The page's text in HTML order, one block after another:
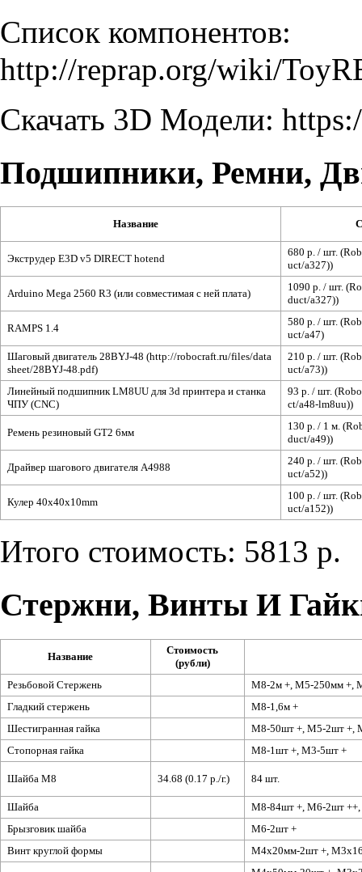
Список компонентов:
http://reprap.org/wiki/
Скачать 3D Модели:
Подшипники, Ремни,
Название
Экструдер E3D v5 DIRECT hotend
680 р. / шт. (
)
Arduino Mega 2560 R3 (или совместимая с ней плата)
1090 р. / шт. (
)
RAMPS 1.4
580 р. / шт. (
Шаговый двигатель 28BYJ-48 210 р. / шт. (
)
Линейный подшипник LM8UU для 3d принтера и станка
ЧПУ (CNC)
93 р. / шт. (
)
Ремень резиновый GT2 6мм
130 р. / 1 м. (
)
Драйвер шагового двигателя A4988
240 р. / шт. (
)
Кулер 40x40x10mm
100 р. / шт. (
)
Итого стоимость: 5813 р.
Стержни, Винты И
Название
Стоимость
(рубли)
Резьбовой Стержень
М8-2м +, М5-250мм +,
Гладкий стержень
М8-1,6м +
Шестигранная гайка
М8-50шт +, М5-2шт +,
Стопорная гайка
М8-1шт +, М3-5шт +
Шайба М8 34.68 (0.17 р./г.) 84 шт.
Шайба
М8-84шт +, М6-2шт
Брызговик шайба
М6-2шт +
Винт круглой формы
М4х20мм-2шт +,